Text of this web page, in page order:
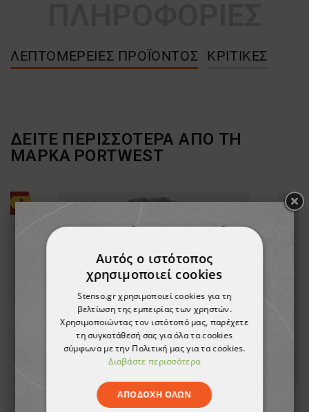
ΛΕΠΤΟΜΈΡΕΙΕΣ ΠΡΟΪΌΝΤΟΣ ΚΡΙΤΙΚΈΣ
ΔΕΙΤΕ ΠΕΡΙΣΣΟΤΕΡΑ ΑΠΟ ΤΗ
ΜΑΡΚΑ PORTWEST
Αυτός ο ιστότοπος
χρησιμοποιεί cookies
Stenso.gr χρησιμοποιεί cookies για τη
βελτίωση της εμπειρίας των χρηστών.
Χρησιμοποιώντας τον ιστότοπό μας, παρέχετε
τη συγκατάθεσή σας για όλα τα cookies
σύμφωνα με την Πολιτική μας για τα cookies.
Διαβάστε περισσότερα
ΑΠΟΔΟΧΉ ΌΛΩΝ